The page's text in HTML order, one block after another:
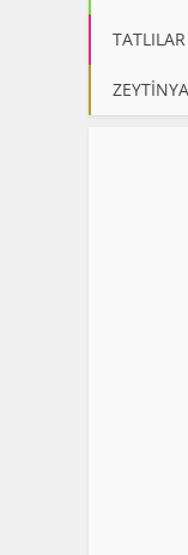
TATLILAR